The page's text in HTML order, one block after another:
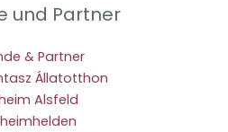
und Partner
& Partner
Állatotthon
Alsfeld